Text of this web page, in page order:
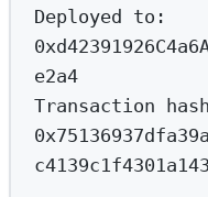
Deployed
to:
e2a4
Transaction